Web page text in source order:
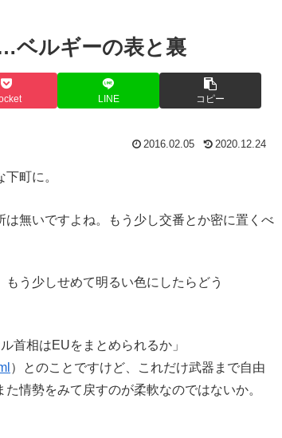
ベルギーの表と裏
LINE コピー
2016.02.05 2020.12.24
町に。
無いですよね。もう少し交番とか密に置くべ
う少しせめて明るい色にしたらどう
首相はEUをまとめられるか」
）とのことですけど、これだけ武器まで自由
情勢をみて戻すのが柔軟なのではないか。